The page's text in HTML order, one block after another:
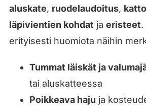
aluskate, ruodelaudoitus,
läpivientien kohdat ja eristeet.
erityisesti huomiota näihin
Tummat läiskät ja
tai aluskatteessa
Poikkeava haju ja